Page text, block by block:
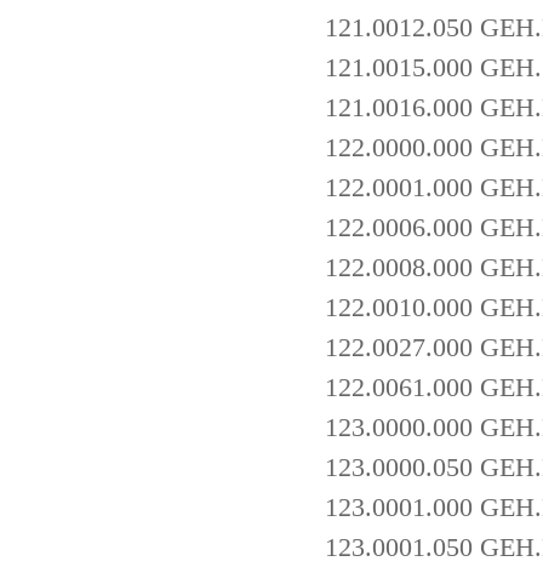
121.0012.050
121.0015.000
121.0016.000
122.0000.000
122.0001.000
122.0006.000
122.0008.000
122.0010.000
122.0027.000
122.0061.000
123.0000.000
123.0000.050
123.0001.000
123.0001.050